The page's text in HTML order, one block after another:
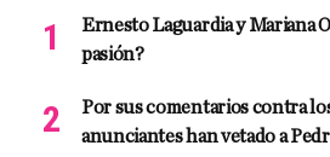
Ernesto Laguardia y Mariana
pasión?
Por sus comentarios contra
anunciantes han vetado a